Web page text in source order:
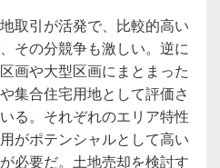
取引が活発で、比較的高い
その分競争も激しい。逆に
画や大型区画にまとまった
集合住宅用地として評価さ
る。それぞれのエリア特性
がポテンシャルとして高い
必要だ。土地売却を検討す